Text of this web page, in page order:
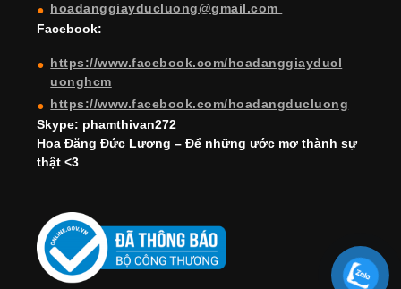
hoadanggiayducluong@gmail.com
Facebook:
https://www.facebook.com/hoadanggiayducl
uonghcm
https://www.facebook.com/hoadangducluong
Skype: phamthivan272
Hoa Đăng Đức Lương – Để những ước mơ thành sự
thật <3